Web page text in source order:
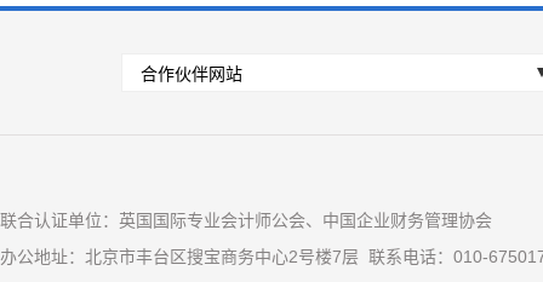
联合认证单位：英国国际专业会计师公会、中国企业财务管理协会
办公地址：北京市丰台区搜宝商务中心2号楼7层 联系电话：010-